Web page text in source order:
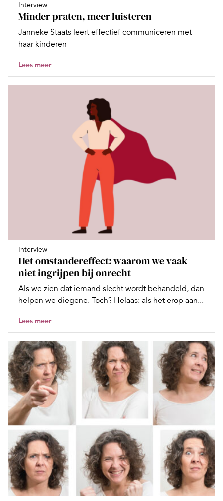
Interview
Minder praten, meer luisteren
Janneke Staats leert effectief communiceren met
haar kinderen
Lees meer
Interview
Het omstandereffect: waarom we vaak
niet ingrijpen bij onrecht
Als we zien dat iemand slecht wordt behandeld, dan
helpen we diegene. Toch? Helaas: als het erop aan...
Lees meer